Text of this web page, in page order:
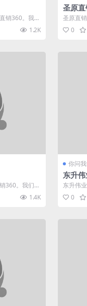
销360。我们
1.2K
圣原
圣原直
直销软
0
360。我们专
1.4K
你问
东升
东升伟
业于直
0